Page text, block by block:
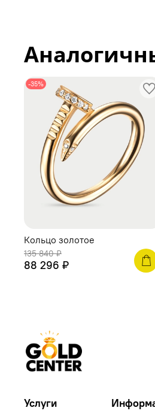
-35%
Кольцо золотое
135 840 ₽
88 296 ₽
Услуги